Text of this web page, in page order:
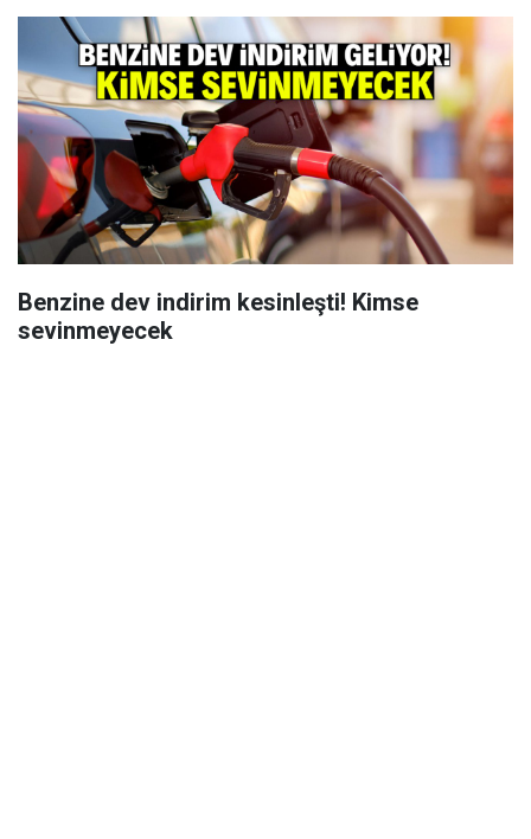
Benzine dev indirim kesinleşti! Kimse
sevinmeyecek